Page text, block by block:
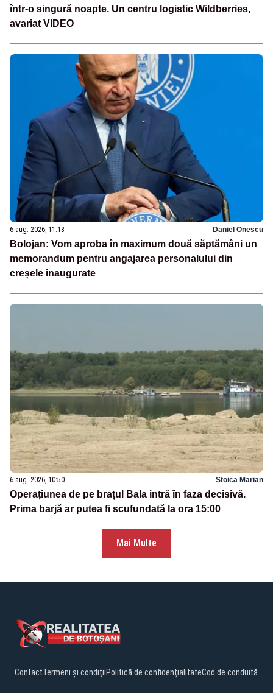
într-o singură noapte. Un centru logistic Wildberries,
avariat VIDEO
6 aug. 2026, 11:18 Daniel Onescu
Bolojan: Vom aproba în maximum două săptămâni un
memorandum pentru angajarea personalului din
creșele inaugurate
6 aug. 2026, 10:50 Stoica Marian
Operațiunea de pe brațul Bala intră în faza decisivă.
Prima barjă ar putea fi scufundată la ora 15:00
Mai Multe
ContactTermeni și condițiiPolitică de confidențialitateCod de conduită